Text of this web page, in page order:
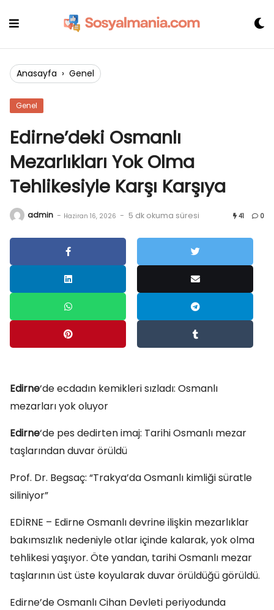
Anasayfa › Genel
Genel
Edirne’deki Osmanlı
Mezarlıkları Yok Olma
Tehlikesiyle Karşı Karşıya
admin - Haziran 16, 2026 - 5 dk okuma süresi 41 0
Edirne‘de ecdadın kemikleri sızladı: Osmanlı
mezarları yok oluyor
Edirne‘de pes dedirten imaj: Tarihi Osmanlı mezar
taşlarından duvar örüldü
Prof. Dr. Begsaç: “Trakya’da Osmanlı kimliği süratle
siliniyor”
EDİRNE – Edirne Osmanlı devrine ilişkin mezarlıklar
bakımsızlık nedeniyle otlar içinde kalarak, yok olma
tehlikesi yaşıyor. Öte yandan, tarihi Osmanlı mezar
taşlarının üst üste koyularak duvar örüldüğü görüldü.
Edirne’de Osmanlı Cihan Devleti periyodunda